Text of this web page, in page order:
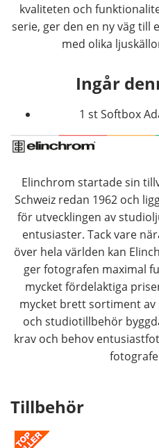
kvaliteten och
serie, ger den en ny väg
med olika
Ingår
1 st Softbox
Elinchrom startade sin
Schweiz redan 1962 och
för utvecklingen av
entusiaster. Tack vare
över hela världen kan
ger fotografen maximal
mycket fördelaktiga
mycket brett sortiment
och studiotillbehör
krav och behov
Tillbehör